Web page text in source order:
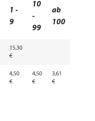
1 -
9
10
-
99
ab
100
15,30
€
4,50
€
4,50
€
3,61
€